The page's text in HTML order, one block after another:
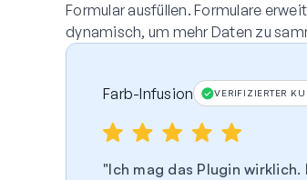
Formular ausfüllen. Formulare
dynamisch, um mehr Daten zu
Farb-Infusion VERIFIZIERTER
Ich mag das Plugin